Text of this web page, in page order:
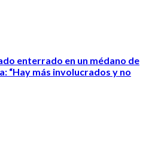
enterrado en un médano de
“Hay más involucrados y no